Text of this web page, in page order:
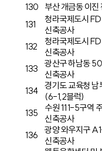
130
부산 개금동 이진
131
청라국제도시
신축공사
132
청라국제도시
신축공사
133
광산구 하남동
신축공사
134
경기도 교육청 남
(6-1,2블럭)
135
수원 111-5구역
신축공사
136
광양 와우지구
신축공사